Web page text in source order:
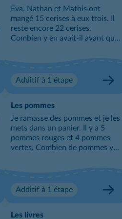
Eva, Nathan et Mathis ont
mangé 15 cerises à eux trois. Il
reste encore 22 cerises.
Combien y en avait-il avant que
Additif à 1 étape
Les pommes
Je ramasse des pommes et je les
mets dans un panier. Il y a 5
pommes rouges et 4 pommes
vertes. Combien de pommes y
Additif à 1 étape
Les livres